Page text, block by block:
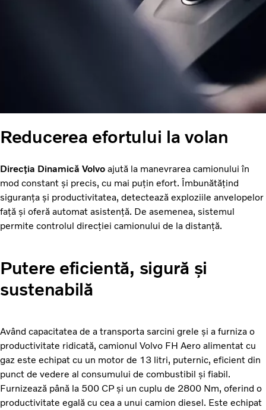
Reducerea efortului la volan
Direcția Dinamică Volvo ajută la manevrarea camionului în
mod constant și precis, cu mai puțin efort. Îmbunătățind
siguranța și productivitatea, detectează exploziile anvelopelor
față și oferă automat asistență. De asemenea, sistemul
permite controlul direcției camionului de la distanță.
Putere eficientă, sigură și
sustenabilă
Având capacitatea de a transporta sarcini grele și a furniza o
productivitate ridicată, camionul Volvo FH Aero alimentat cu
gaz este echipat cu un motor de 13 litri, puternic, eficient din
punct de vedere al consumului de combustibil și fiabil.
Furnizează până la 500 CP și un cuplu de 2800 Nm, oferind o
productivitate egală cu cea a unui camion diesel. Este echipat